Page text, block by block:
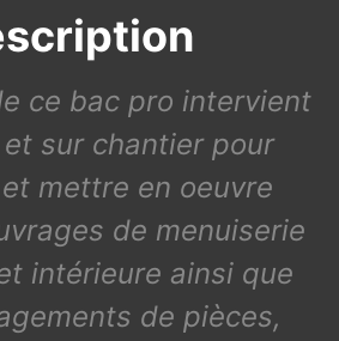
ce bac pro intervient
sur chantier pour
mettre en oeuvre
de menuiserie
intérieure ainsi que
de pièces,